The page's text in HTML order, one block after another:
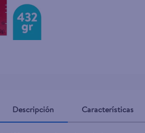
Descripción Características